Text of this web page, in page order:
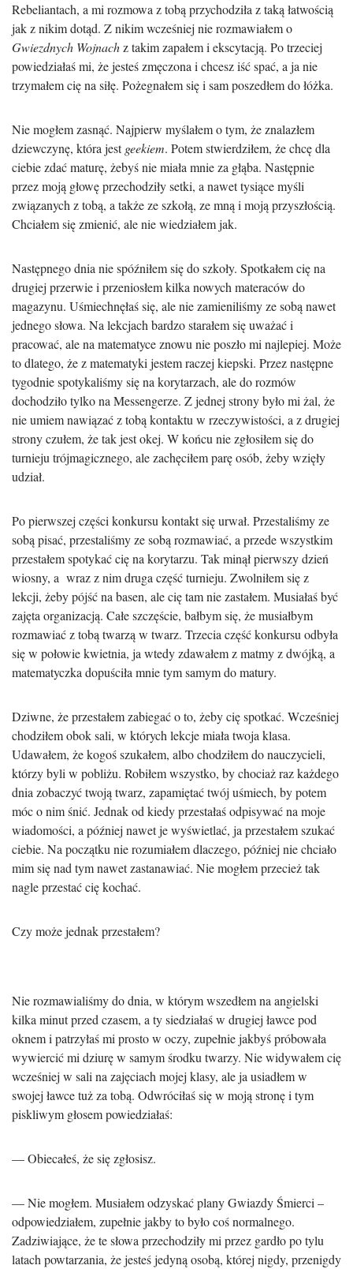
Rebeliantach, a mi rozmowa z tobą przychodziła z taką łatwością
jak z nikim dotąd. Z nikim wcześniej nie rozmawiałem o
Gwiezdnych Wojnachz takim zapałem i ekscytacją. Po trzeciej
powiedziałaś mi, że jesteś zmęczona i chcesz iść spać, a ja nie
trzymałem cię na siłę. Pożegnałem się i sam poszedłem do łóżka.
Nie mogłem zasnąć. Najpierw myślałem o tym, że znalazłem
dziewczynę, która jestgeekiem. Potem stwierdziłem, że chcę dla
ciebie zdać maturę, żebyś nie miała mnie za głąba. Następnie
przez moją głowę przechodziły setki, a nawet tysiące myśli
związanych z tobą, a także ze szkołą, ze mną i moją przyszłością.
Chciałem się zmienić, ale nie wiedziałem jak.
Następnego dnia nie spóźniłem się do szkoły. Spotkałem cię na
drugiej przerwie i przeniosłem kilka nowych materaców do
magazynu. Uśmiechnęłaś się, ale nie zamieniliśmy ze sobą nawet
jednego słowa. Na lekcjach bardzo starałem się uważać i
pracować, ale na matematyce znowu nie poszło mi najlepiej. Może
to dlatego, że z matematyki jestem raczej kiepski. Przez następne
tygodnie spotykaliśmy się na korytarzach, ale do rozmów
dochodziło tylko na Messengerze. Z jednej strony było mi żal, że
nie umiem nawiązać z tobą kontaktu w rzeczywistości, a z drugiej
strony czułem, że tak jest okej. W końcu nie zgłosiłem się do
turnieju trójmagicznego, ale zachęciłem parę osób, żeby wzięły
udział.
Po pierwszej części konkursu kontakt się urwał. Przestaliśmy ze
sobą pisać, przestaliśmy ze sobą rozmawiać, a przede wszystkim
przestałem spotykać cię na korytarzu. Tak minął pierwszy dzień
wiosny, a wraz z nim druga część turnieju. Zwolniłem się z
lekcji, żeby pójść na basen, ale cię tam nie zastałem. Musiałaś być
zajęta organizacją. Całe szczęście, bałbym się, że musiałbym
rozmawiać z tobą twarzą w twarz. Trzecia część konkursu odbyła
się w połowie kwietnia, ja wtedy zdawałem z matmy z dwójką, a
matematyczka dopuściła mnie tym samym do matury.
Dziwne, że przestałem zabiegać o to, żeby cię spotkać. Wcześniej
chodziłem obok sali, w których lekcje miała twoja klasa.
Udawałem, że kogoś szukałem, albo chodziłem do nauczycieli,
którzy byli w pobliżu. Robiłem wszystko, by chociaż raz każdego
dnia zobaczyć twoją twarz, zapamiętać twój uśmiech, by potem
móc o nim śnić. Jednak od kiedy przestałaś odpisywać na moje
wiadomości, a później nawet je wyświetlać, ja przestałem szukać
ciebie. Na początku nie rozumiałem dlaczego, później nie chciało
mim się nad tym nawet zastanawiać. Nie mogłem przecież tak
nagle przestać cię kochać.
Czy może jednak przestałem?
Nie rozmawialiśmy do dnia, w którym wszedłem na angielski
kilka minut przed czasem, a ty siedziałaś w drugiej ławce pod
oknem i patrzyłaś mi prosto w oczy, zupełnie jakbyś próbowała
wywiercić mi dziurę w samym środku twarzy. Nie widywałem cię
wcześniej w sali na zajęciach mojej klasy, ale ja usiadłem w
swojej ławce tuż za tobą. Odwróciłaś się w moją stronę i tym
piskliwym głosem powiedziałaś:
— Obiecałeś, że się zgłosisz.
— Nie mogłem. Musiałem odzyskać plany Gwiazdy Śmierci –
odpowiedziałem, zupełnie jakby to było coś normalnego.
Zadziwiające, że te słowa przechodziły mi przez gardło po tylu
latach powtarzania, że jesteś jedyną osobą, której nigdy, przenigdy